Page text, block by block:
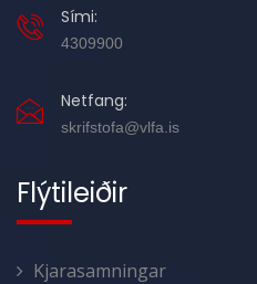
Sími:
4309900
Netfang:
skrifstofa@vlfa.is
Flýtileiðir
Kjarasamningar